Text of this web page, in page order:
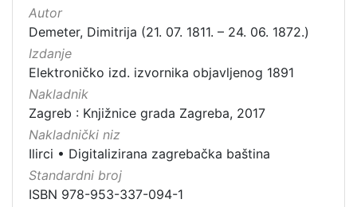
Autor
Demeter, Dimitrija (21. 07. 1811. – 24. 06. 1872.)
Izdanje
Elektroničko izd. izvornika objavljenog 1891
Nakladnik
Zagreb : Knjižnice grada Zagreba, 2017
Nakladnički niz
Ilirci • Digitalizirana zagrebačka baština
Standardni broj
ISBN 978-953-337-094-1